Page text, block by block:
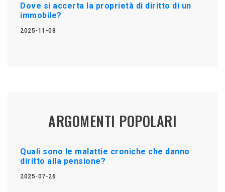
Dove si accerta la proprietà di diritto di un
immobile?
2025-11-08
ARGOMENTI POPOLARI
Quali sono le malattie croniche che danno
diritto alla pensione?
2025-07-26